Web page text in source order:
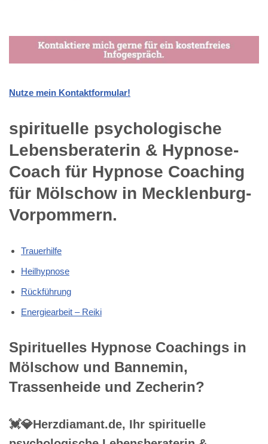
Nutze mein Kontaktformular!
spirituelle psychologische
Lebensberaterin & Hypnose-
Coach für Hypnose Coaching
für Mölschow in Mecklenburg-
Vorpommern.
Trauerhilfe
Heilhypnose
Rückführung
Energiearbeit – Reiki
Spirituelles Hypnose Coachings in
Mölschow und Bannemin,
Trassenheide und Zecherin?
💓️💎Herzdiamant.de, Ihr spirituelle